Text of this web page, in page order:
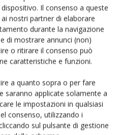
Il consenso a queste
nostri partner di elaborare
durante la navigazione
di mostrare annunci (non)
o ritirare il consenso può
caratteristiche e funzioni.
a quanto sopra o per fare
saranno applicate solamente a
le impostazioni in qualsiasi
consenso, utilizzando i
sul pulsante di gestione
Supermercati tra localismo e
ortofrutta in Italia al 27 luglio
“Dobbiamo creare stupore nel